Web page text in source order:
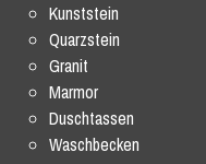
Kunststein
Quarzstein
Granit
Marmor
Duschtassen
Waschbecken